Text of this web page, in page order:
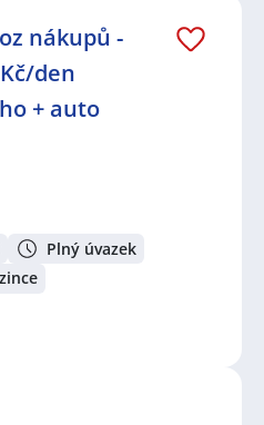
nákupů -
den
+ auto
Plný úvazek